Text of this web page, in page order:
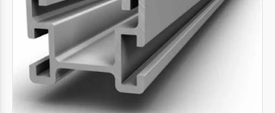
Autentifică-
Înregistrează-